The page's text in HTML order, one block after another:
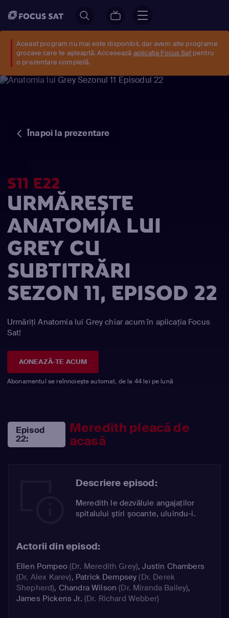
Aceast program nu mai este disponibil, dar avem alte programe
grozave care te așteaptă. Accesează aplicația Focus Satpentru
o prezentare completă.
Înapoi la prezentare
S11 E22
URMĂREȘTE
ANATOMIA LUI
GREY CU
SUBTITRĂRI
SEZON 11, EPISOD 22
Urmăriți Anatomia lui Grey chiar acum în aplicația Focus
Sat!
AONEAZĂ-TE ACUM
Abonamentul se reînnoiește automat, de la 44 lei pe lună
Episod
22:
Meredith pleacă de
acasă
Descriere episod:
Meredith le dezvăluie angajaţilor
spitalului ştiri şocante, uluindu-i.
Actorii din episod:
Ellen Pompeo(Dr. Meredith Grey),Justin Chambers
(Dr. Alex Karev), Patrick Dempsey (Dr. Derek
Shepherd), Chandra Wilson (Dr. Miranda Bailey),
James Pickens Jr. (Dr. Richard Webber)